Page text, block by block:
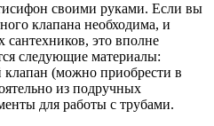
своими руками. Если вы
клапана необходима, и
сантехников, это вполне
следующие материалы:
клапан (можно приобрести в
из подручных
для работы с трубами.